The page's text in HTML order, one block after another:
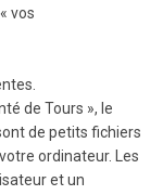
vos
de Tours », le
de petits fichiers
ordinateur. Les
et un